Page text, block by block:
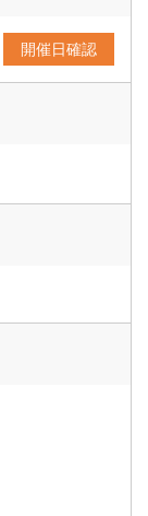
開催日確認